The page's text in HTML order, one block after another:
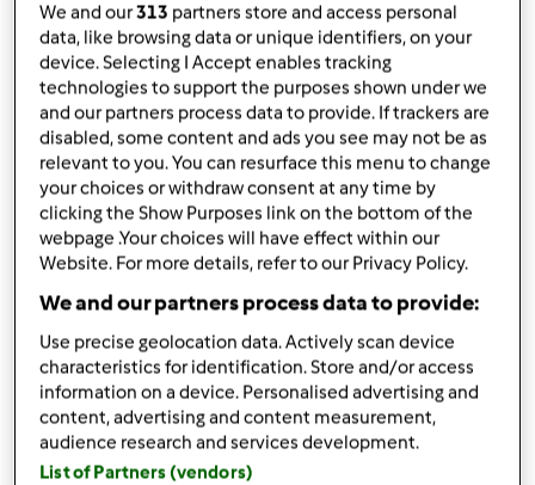
Ingredientes
massa
11 Kg de Batata Doce Assada
130gramaManteiga á temperatura ambiente (
ou liquida)
3ovos
100gramacoco
lata de
leite condensado
1c. sopa cheiaFermento em pó
1c. chá cheia degengibre em pó
1colher de sopa rasacanela em pó
Adicionar à lista de compras
We and our313 partners store and access personal
data, like browsing data or unique identifiers, on your
device. Selecting I Accept enables tracking
technologies to support the purposes shown under we
and our partners process data to provide. If trackers are
disabled, some content and ads you see may not be as
relevant to you. You can resurface this menu to change
your choices or withdraw consent at any time by
clicking the Show Purposes link on the bottom of the
webpage .Your choices will have effect within our
Website. For more details, refer to our Privacy Policy.
We and our partners process data to provide:
Use precise geolocation data. Actively scan device
characteristics for identification. Store and/or access
information on a device. Personalised advertising and
content, advertising and content measurement,
audience research and services development.
List of Partners (vendors)